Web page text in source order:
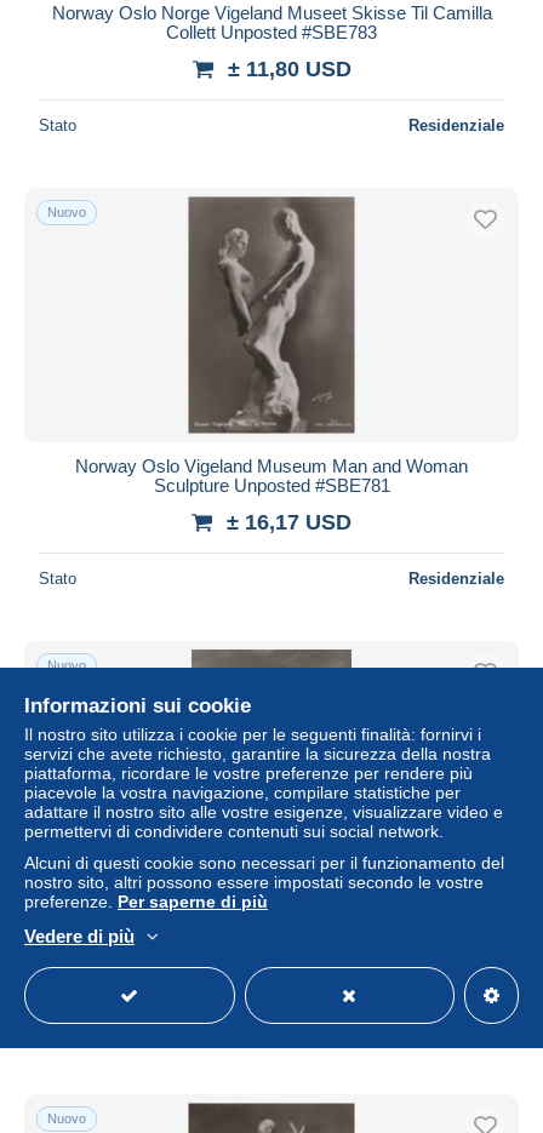
Norway Oslo Norge Vigeland Museet Skisse Til Camilla
Collett Unposted #SBE783
± 11,80 USD
Stato Residenziale
Nuovo
Norway Oslo Vigeland Museum Man and Woman
Sculpture Unposted #SBE781
± 16,17 USD
Stato Residenziale
Nuovo
± 18,48 USD
Nuovo
Informazioni sui cookie
Il nostro sito utilizza i cookie per le seguenti finalità: fornirvi i
servizi che avete richiesto, garantire la sicurezza della nostra
piattaforma, ricordare le vostre preferenze per rendere più
piacevole la vostra navigazione, compilare statistiche per
adattare il nostro sito alle vostre esigenze, visualizzare video e
permettervi di condividere contenuti sui social network.
Alcuni di questi cookie sono necessari per il funzionamento del
nostro sito, altri possono essere impostati secondo le vostre
preferenze. Per saperne di più
Vedere di più